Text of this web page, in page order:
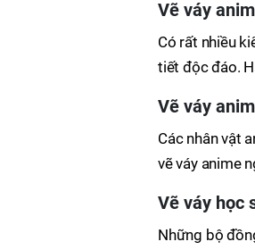
Vẽ váy
Có rất nhiều
tiết độc đáo.
Vẽ váy
Các nhân vật
vẽ váy anime
Vẽ váy học
Những bộ